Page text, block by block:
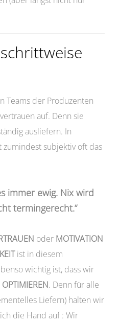
Teams der Produzenten
auf. Denn sie
ausliefern. In
zumindest subjektiv oft das
immer ewig. Nix wird
termingerecht.“
oder MOTIVATION
ist in diesem
wichtig ist, dass wir
OPTIMIEREN. Denn für alle
Liefern) halten wir
die Hand auf : Wir